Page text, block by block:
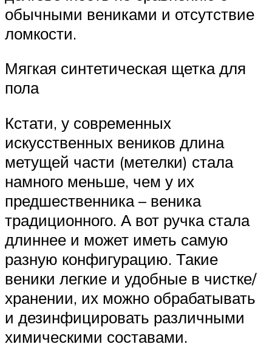
обычными вениками и отсутствие
ломкости.
Мягкая синтетическая щетка для
пола
Кстати, у современных
искусственных веников длина
метущей части (метелки) стала
намного меньше, чем у их
предшественника – веника
традиционного. А вот ручка стала
длиннее и может иметь самую
разную конфигурацию. Такие
веники легкие и удобные в чистке/
хранении, их можно обрабатывать
и дезинфицировать различными
химическими составами.